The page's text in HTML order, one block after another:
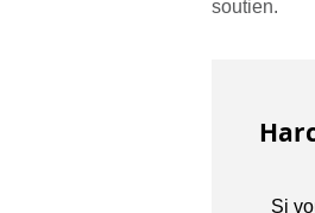
soutien.
Si